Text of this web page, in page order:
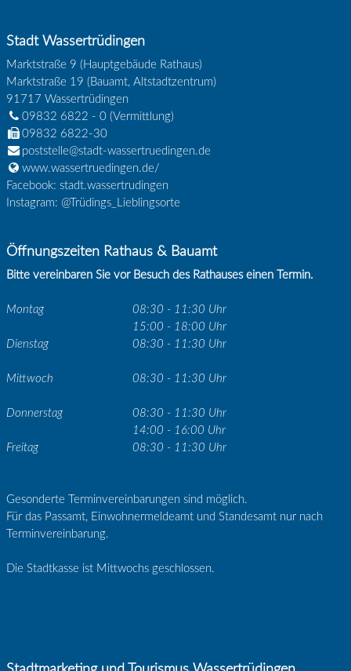
Stadt Wassertrüdingen
Marktstraße 9 (Hauptgebäude Rathaus)
Marktstraße 19 (Bauamt, Altstadtzentrum)
91717 Wassertrüdingen
09832 6822 - 0(Vermittlung)
09832 6822-30
poststelle@stadt-wassertruedingen.de
www.wassertruedingen.de/
Facebook: stadt.wassertrudingen
Instagram: @Trüdings_Lieblingsorte
Öffnungszeiten Rathaus & Bauamt
Bitte vereinbaren Sie vor Besuch des Rathauses einen Termin.
Montag
08:30 - 11:30 Uhr
15:00 - 18:00 Uhr
Dienstag
08:30 - 11:30 Uhr
Mittwoch 08:30 - 11:30 Uhr
Donnerstag
08:30 - 11:30 Uhr
14:00 - 16:00 Uhr
Freitag
08:30 - 11:30 Uhr
Gesonderte Terminvereinbarungen sind möglich.
Für das Passamt, Einwohnermeldeamt und Standesamt nur nach
Terminvereinbarung.
Die Stadtkasse ist Mittwochs geschlossen.